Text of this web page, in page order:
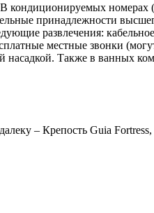
кондиционируемых
принадлежности
развлечения:
местные звонки
Также в ванных
– Крепость Guia